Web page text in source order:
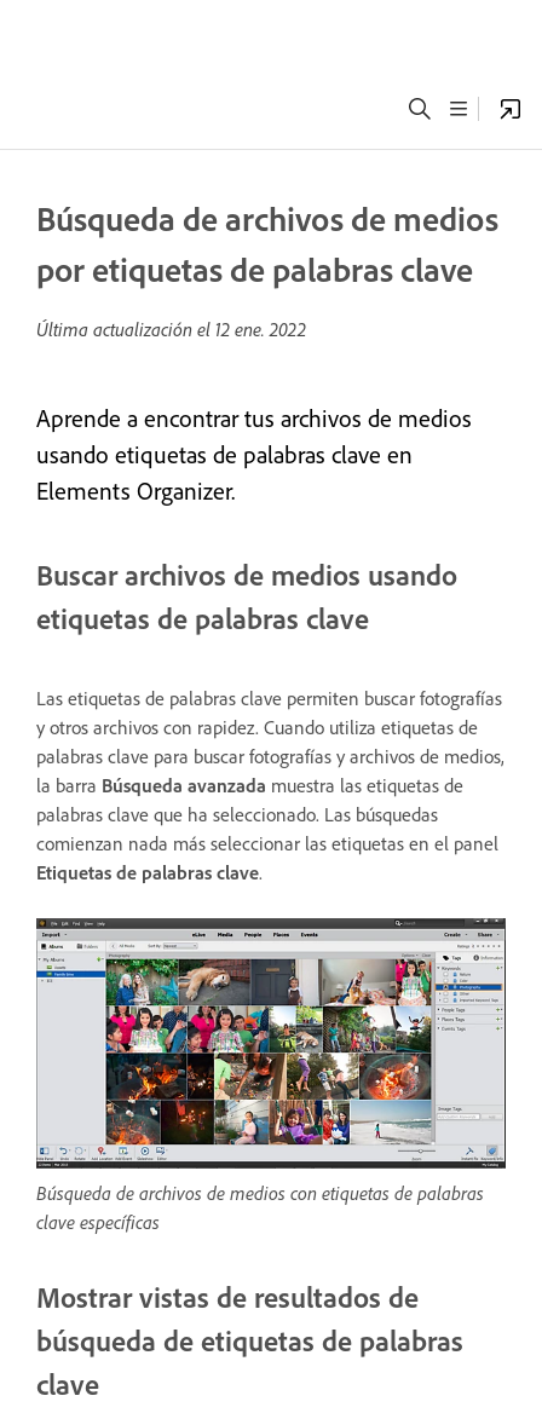
Búsqueda de archivos de medios
por etiquetas de palabras clave
Última actualización el 12 ene. 2022
Aprende a encontrar tus archivos de medios
usando etiquetas de palabras clave en
Elements Organizer.
Buscar archivos de medios usando
etiquetas de palabras clave
Las etiquetas de palabras clave permiten buscar fotografías
y otros archivos con rapidez. Cuando utiliza etiquetas de
palabras clave para buscar fotografías y archivos de medios,
la barra Búsqueda avanzada muestra las etiquetas de
palabras clave que ha seleccionado. Las búsquedas
comienzan nada más seleccionar las etiquetas en el panel
Etiquetas de palabras clave.
Búsqueda de archivos de medios con etiquetas de palabras
clave específicas
Mostrar vistas de resultados de
búsqueda de etiquetas de palabras
clave